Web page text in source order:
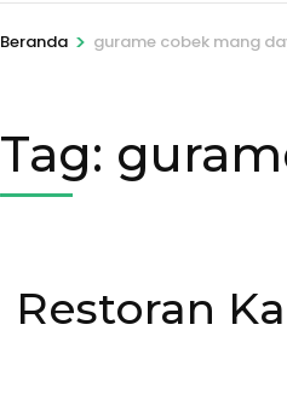
Beranda > gurame cobek mang
Tag:
Restoran